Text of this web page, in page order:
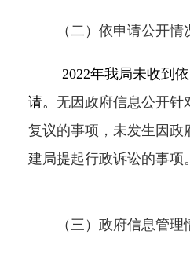
（二）依申请公开情
2022年我局未收到
请。 无因政府信息公开针
复议的事项， 未发生因政
建局提起行政诉讼的事项。
（三）政府信息管理